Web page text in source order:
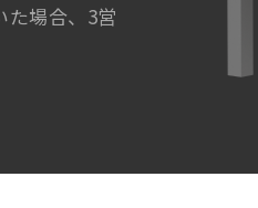
た場合、3営